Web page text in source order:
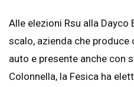
Alle elezioni Rsu alla Dayco
scalo, azienda che
auto e presente anche con
Colonnella, la Fesica ha